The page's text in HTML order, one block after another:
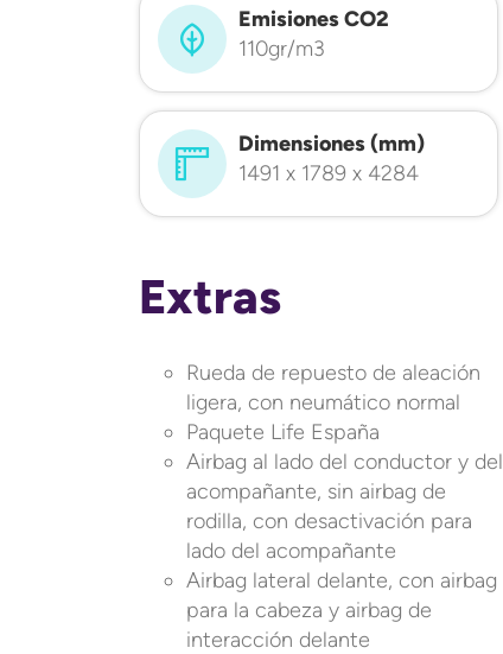
Emisiones CO2
110gr/m3
Dimensiones (mm)
1491 x 1789 x 4284
Extras
Rueda de repuesto de aleación
ligera, con neumático normal
Paquete Life España
Airbag al lado del conductor y del
acompañante, sin airbag de
rodilla, con desactivación para
lado del acompañante
Airbag lateral delante, con airbag
para la cabeza y airbag de
interacción delante